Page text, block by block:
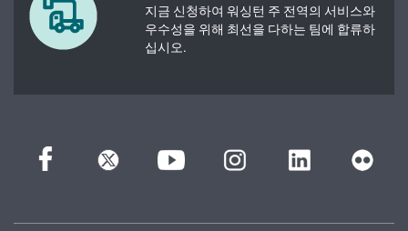
지금 신청하여 워싱턴 주 전역의 서비스와
우수성을 위해 최선을 다하는 팀에 합류하
십시오.